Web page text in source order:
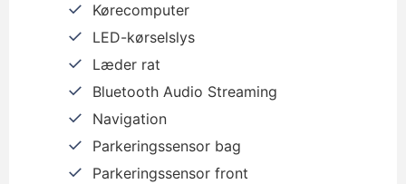
Kørecomputer
LED-kørselslys
Læder rat
Bluetooth Audio Streaming
Navigation
Parkeringssensor bag
Parkeringssensor front